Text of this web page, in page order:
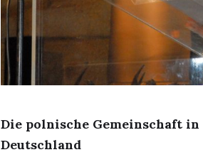
Die polnische Gemeinschaft
Deutschland